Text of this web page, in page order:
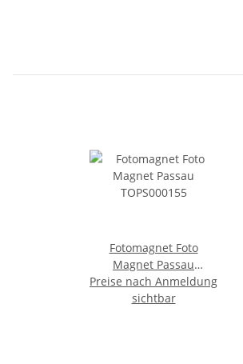
Fotomagnet Foto
Magnet Passau
TOPS000155
Preise nach Anmeldung
sichtbar